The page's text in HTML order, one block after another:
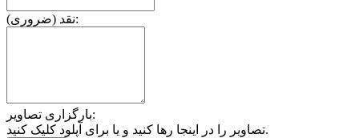
نقد (ضروری):
بارگزاری تصاویر:
تصاویر را در اینجا رها کنید و یا برای آپلود کلیک کنید.